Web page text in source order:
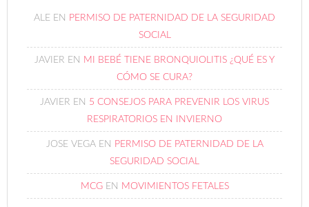
ALE EN PERMISO DE PATERNIDAD DE LA SEGURIDAD
SOCIAL
JAVIER EN MI BEBÉ TIENE BRONQUIOLITIS ¿QUÉ ES Y
CÓMO SE CURA?
JAVIER EN 5 CONSEJOS PARA PREVENIR LOS VIRUS
RESPIRATORIOS EN INVIERNO
JOSE VEGAEN PERMISO DE PATERNIDAD DE LA
SEGURIDAD SOCIAL
MCGEN MOVIMIENTOS FETALES